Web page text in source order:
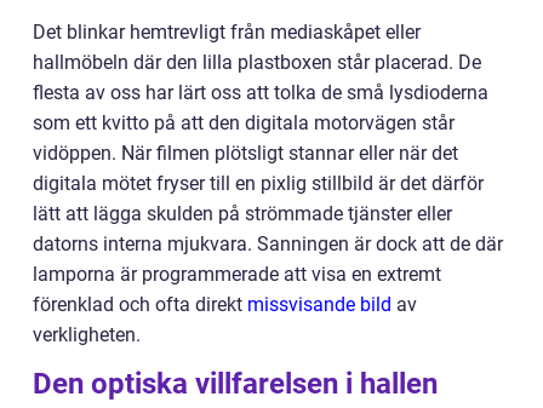
Det blinkar hemtrevligt från mediaskåpet eller
hallmöbeln där den lilla plastboxen står placerad. De
flesta av oss har lärt oss att tolka de små lysdioderna
som ett kvitto på att den digitala motorvägen står
vidöppen. När filmen plötsligt stannar eller när det
digitala mötet fryser till en pixlig stillbild är det därför
lätt att lägga skulden på strömmade tjänster eller
datorns interna mjukvara. Sanningen är dock att de där
lamporna är programmerade att visa en extremt
förenklad och ofta direkt missvisande bild av
verkligheten.
Den optiska villfarelsen i hallen